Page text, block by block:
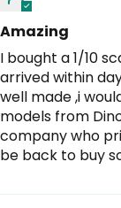
Amazing
I bought a 1/10
arrived within
well made ,i
models from
company who
be back to buy